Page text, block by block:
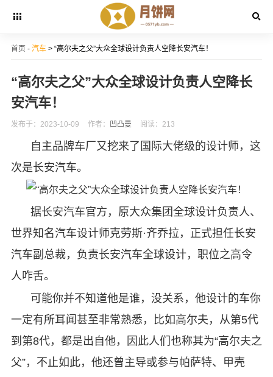
首页 - 汽车> “高尔夫之父”大众全球设计负责人空降长安汽车！
“高尔夫之父”大众全球设计负责人空降长
安汽车！
发布于：2023-10-09 作者： 凹凸曼 阅读：213
自主品牌车厂又挖来了国际大佬级的设计师，这
次是长安汽车。
据长安汽车官方，原大众集团全球设计负责人、
世界知名汽车设计师克劳斯·齐乔拉，正式担任长安
汽车副总裁，负责长安汽车全球设计，职位之高令
人咋舌。
可能你并不知道他是谁，没关系，他设计的车你
一定有所耳闻甚至非常熟悉，比如高尔夫，从第5代
到第8代，都是出自他，因此人们也称其为“高尔夫之
父”，不止如此，他还曾主导或参与帕萨特、甲壳